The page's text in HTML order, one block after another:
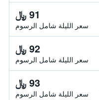
91 ﷼
سعر الليلة شامل الرسوم
92 ﷼
سعر الليلة شامل الرسوم
93 ﷼
سعر الليلة شامل الرسوم